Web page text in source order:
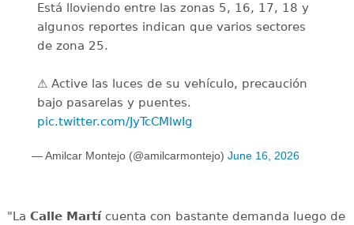
Está lloviendo entre las zonas 5, 16, 17, 18 y
algunos reportes indican que varios sectores
de zona 25.
⚠️ Active las luces de su vehículo, precaución
bajo pasarelas y puentes.
pic.twitter.com/JyTcCMlwIg
— Amilcar Montejo (@amilcarmontejo) June 16, 2026
"La Calle Martícuenta con bastante demanda luego de